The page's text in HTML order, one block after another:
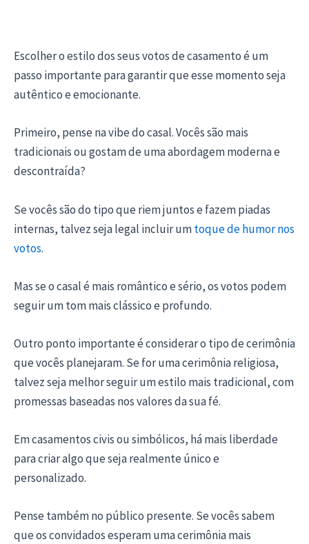
Escolher o estilo dos seus votos de casamento é um
passo importante para garantir que esse momento seja
autêntico e emocionante.
Primeiro, pense na vibe do casal. Vocês são mais
tradicionais ou gostam de uma abordagem moderna e
descontraída?
Se vocês são do tipo que riem juntos e fazem piadas
internas, talvez seja legal incluir umtoque de humor nos
votos.
Mas se o casal é mais romântico e sério, os votos podem
seguir um tom mais clássico e profundo.
Outro ponto importante é considerar o tipo de cerimônia
que vocês planejaram. Se for uma cerimônia religiosa,
talvez seja melhor seguir um estilo mais tradicional, com
promessas baseadas nos valores da sua fé.
Em casamentos civis ou simbólicos, há mais liberdade
para criar algo que seja realmente único e
personalizado.
Pense também no público presente. Se vocês sabem
que os convidados esperam uma cerimônia mais